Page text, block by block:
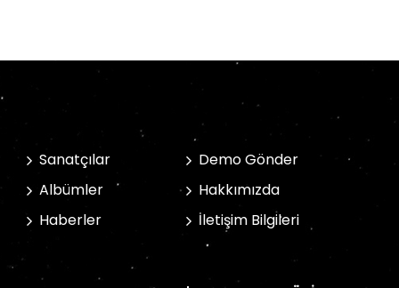
Sanatçılar
Albümler
Haberler
Demo Gönder
Hakkımızda
İletişim Bilgileri